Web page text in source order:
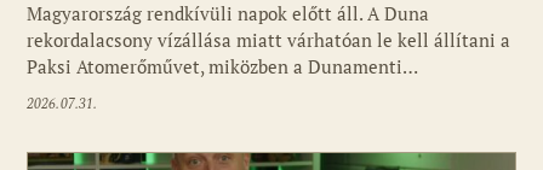
Magyarország rendkívüli napok előtt áll. A Duna
rekordalacsony vízállása miatt várhatóan le kell állítani a
Paksi Atomerőművet, miközben a Dunamenti…
2026.07.31.